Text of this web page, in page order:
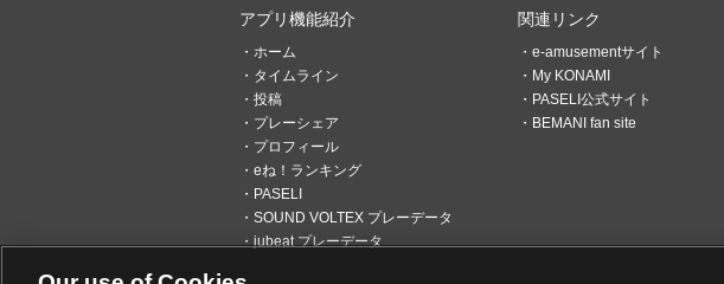
8/6日分、SUPER SUMMER SALE(EX46)をプレイ
アプリ機能紹介
ホーム
タイムライン
投稿
プレーシェア
プロフィール
eね！ランキング
PASELI
SOUND VOLTEX プレーデータ
jubeat プレーデータ
関連リンク
e-amusementサイト
My KONAMI
PASELI公式サイト
BEMANI fan site